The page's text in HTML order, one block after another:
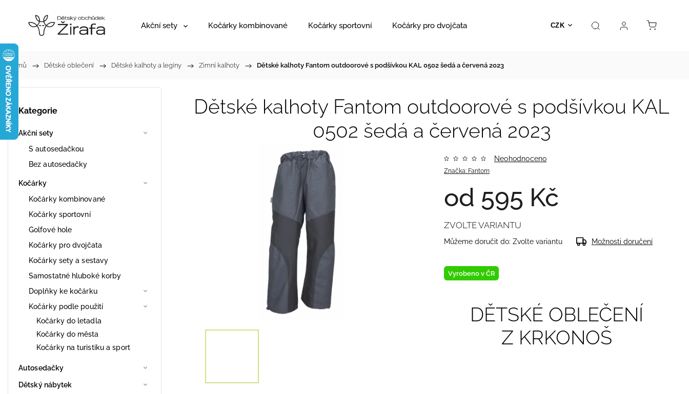
CZK
Akční sety Kočárky kombinované Kočárky sportovní Kočárky pro dvojčata Hračky Prodejna Kontakt
Domů / Dětské oblečení / Dětské kalhoty a legíny / Zimní kalhoty / Dětské kalhoty Fantom outdoorové s podšívkou KAL 0502 šedá a červená 2023
Kategorie
Akční sety
S autosedačkou
Bez autosedačky
Kočárky
Kočárky kombinované
Kočárky sportovní
Golfové hole
Kočárky pro dvojčata
Kočárky sety a sestavy
Samostatné hluboké korby
Doplňky ke kočárku
Kočárky podle použití
Kočárky do letadla
Kočárky do města
Kočárky na turistiku a sport
Autosedačky
Dětský nábytek
Dětské kalhoty Fantom outdoorové s podšívkou KAL
0502 šedá a červená 2023
Značka: Fantom
Neohodnoceno
od 595 Kč
Vyrobeno v ČR
DĚTSKÉ OBLEČENÍ
Z KRKONOŠ
ZVOLTE VARIANTU
Můžeme doručit do: Zvolte variantu Možnosti doručení